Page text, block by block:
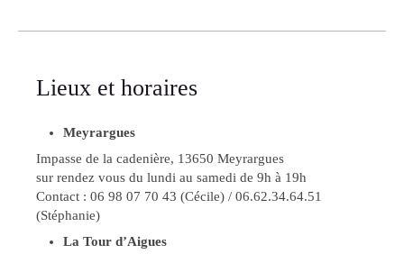
Lieux et horaires
Meyrargues
Impasse de la cadenière, 13650 Meyrargues
sur rendez vous du lundi au samedi de 9h à 19h
Contact : 06 98 07 70 43 (Cécile) / 06.62.34.64.51
(Stéphanie)
La Tour d’Aigues